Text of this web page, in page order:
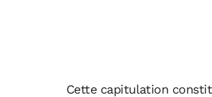
Cette capitulation